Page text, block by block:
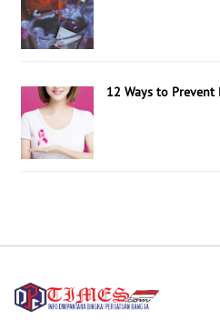
12 Ways to Prevent